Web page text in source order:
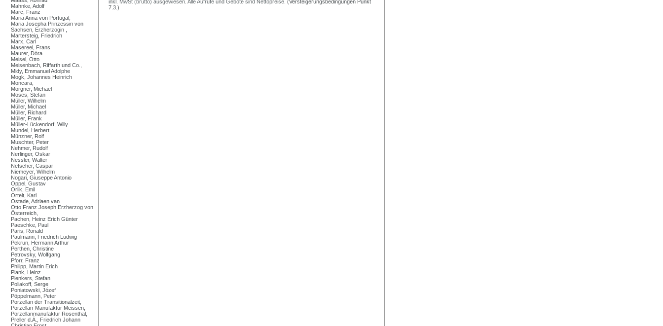
Mahnke, Adolf
Marc, Franz
Maria Anna von Portugal,
Maria Josepha Prinzessin von
Sachsen, Erzherzogin ,
Martersteig, Friedrich
Marx, Carl
Masereel, Frans
Maurer, Dóra
Meisel, Otto
Meisenbach, Riffarth und Co.,
Midy, Emmanuel Adolphe
Mogk, Johannes Heinrich
Moncara,
Morgner, Michael
Moses, Stefan
Müller, Wilhelm
Müller, Michael
Müller, Richard
Müller, Frank
Müller-Lückendorf, Willy
Mundel, Herbert
Münzner, Rolf
Muschter, Peter
Nehmer, Rudolf
Nerlinger, Oskar
Nessler, Walter
Netscher, Caspar
Niemeyer, Wilhelm
Nogari, Giuseppe Antonio
Oppel, Gustav
Orlik, Emil
Ortelt, Karl
Ostade, Adriaen van
Otto Franz Joseph Erzherzog von
Österreich,
Pachen, Heinz Erich Günter
Paeschke, Paul
Paris, Ronald
Paulmann, Friedrich Ludwig
Pekrun, Hermann Arthur
Perthen, Christine
Petrovsky, Wolfgang
Pforr, Franz
Philipp, Martin Erich
Plank, Heinz
Plenkers, Stefan
Poliakoff, Serge
Poniatowski, Józef
Pöppelmann, Peter
Porzellan der Transitionalzeit,
Porzellan-Manufaktur Meissen,
Porzellanmanufaktur Rosenthal,
Preller d.Ä., Friedrich Johann
inkl. MwSt (brutto) ausgewiesen. Alle Aufrufe und Gebote sind Nettopreise. (Versteigerungsbedingungen Punkt
7.3.)